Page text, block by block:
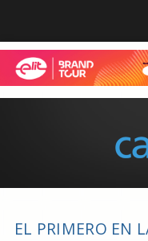
EL PRIMERO EN